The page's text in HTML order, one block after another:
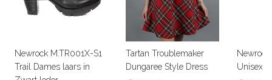
Newrock M.TR001X-S1
Trail Dames laars in
Tartan Troublemaker
Dungaree Style Dress
Unisex